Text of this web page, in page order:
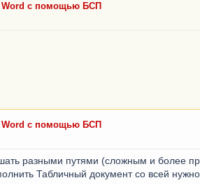
Word с помощью БСП
Word с помощью БСП
разными путями (сложным и более
Табличный документ со всей